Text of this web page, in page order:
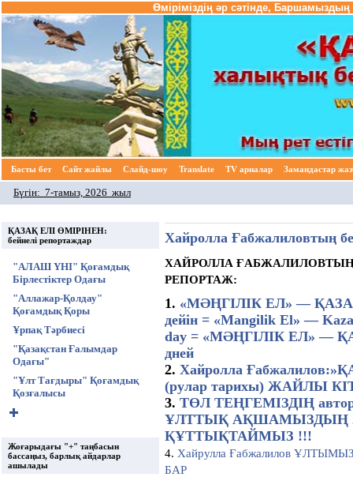
Өміріміздің әр сәтінде,
Басты бет Cайт жайлы Слайд-шоу Translate TV арналар Замандастар
Бүгін: 7-тамыз, 2026 жыл
ҚАЗАҚ ЕЛІ ӨМІРІНЕН:
бейнелі репортаждар
"АЛАШ ҮНІ" Қоғамдық
Бірлестіктер Одағы
"Аллажар-Қолдау"
Қоғамдық Қоры
Ұрпақ Тәрбиесі
"Қазақстан Ғалымдар
Одағы"
"Ұлт Тағдыры" Қоғамдық
Қозғалысы
Жоғарыдағы "+" таңбасын
бассаңыз, барлық айдарлар
ашылады
Хайролла Ғабжалиловтың
ХАЙРОЛЛА
РЕПОРТАЖ:
1. «МӘҢГІЛІК ЕЛ» —
дейін = «Mangilik El» —
day = «МӘҢГІЛІК ЕЛ» —
дней
2. Хайролла
(рулар тарихы) ЖАЙЛЫ
3. ТӨЛ ТЕҢГЕМІЗДІҢ
ҰЛТТЫҚ АҚШАМЫЗДЫҢ
ҚҰТТЫҚТАЙМЫЗ !!!
4. Хайрулла Ғабжалилов
БАР